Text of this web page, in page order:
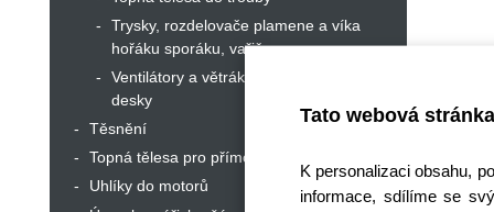
Tato webová
K personalizaci obsahu,
informace, sdílíme se
Trysky, rozdelovače plamene a víka
hořáku sporáku, vařiče
Ventilátory a větráky trouby, varné
desky
Těsnění
Topná tělesa pro přímotopy
Uhlíky do motorů